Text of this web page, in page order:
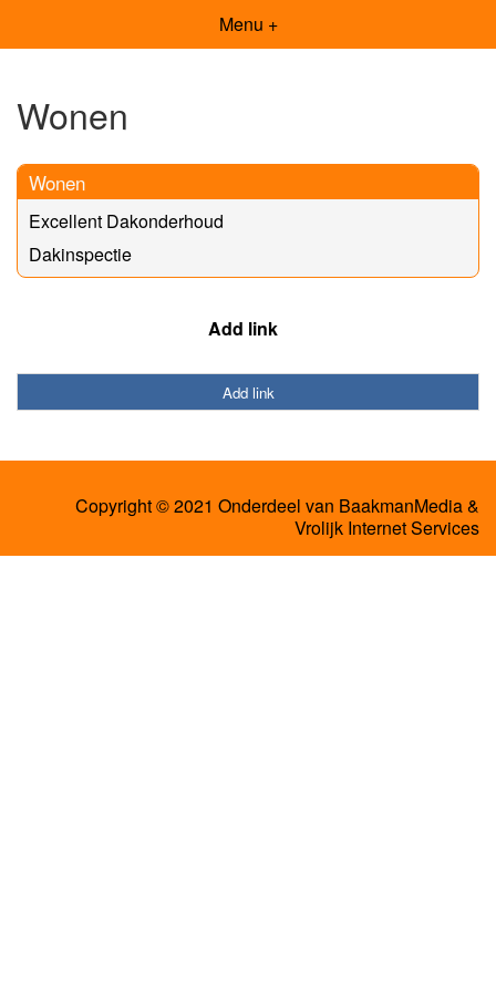
Menu +
Wonen
Wonen
Excellent Dakonderhoud
Dakinspectie
Add link
Add link
Copyright © 2021 Onderdeel van BaakmanMedia&
Vrolijk Internet Services